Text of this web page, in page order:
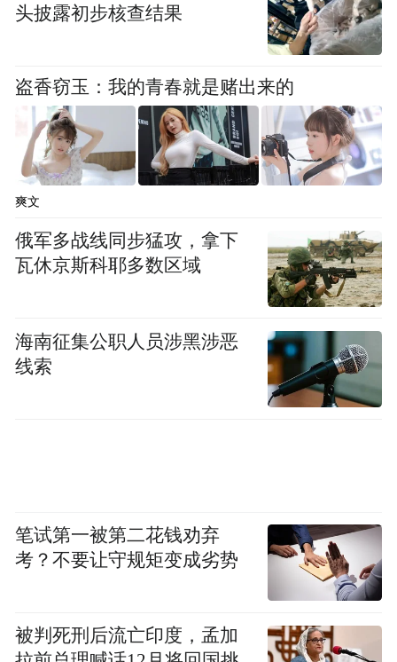
头披露初步核查结果
盗香窃玉：我的青春就是赌出来的
爽文
俄军多战线同步猛攻，拿下
瓦休京斯科耶多数区域
海南征集公职人员涉黑涉恶
线索
笔试第一被第二花钱劝弃
考？不要让守规矩变成劣势
被判死刑后流亡印度，孟加